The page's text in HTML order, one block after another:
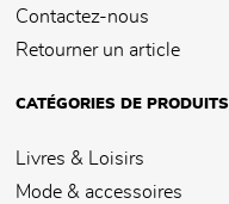
Contactez-nous
Retourner un article
CATÉGORIES DE PRODUITS
Livres & Loisirs
Mode & accessoires